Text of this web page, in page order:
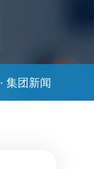
·集团新闻